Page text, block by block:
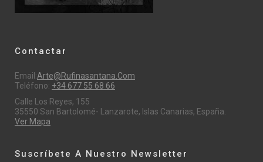
Contactar
Email:Arte@rufinasantana.com
Teléfono: +34 677 55 68 66
Calle Los Reyes, 155
35550 San Bartolomé- Lanzarote, Islas Canarias, España.
Ver Mapa
Suscríbete A Nuestro Newsletter